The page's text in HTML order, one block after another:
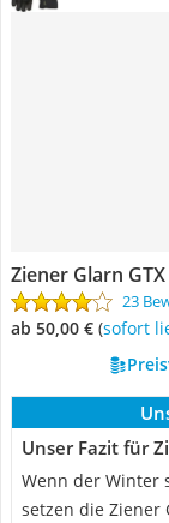
Ziener Glarn
23
ab 50,00 € ( Sofort
Unser Fazit für
Wenn der Winter
setzen die Ziener